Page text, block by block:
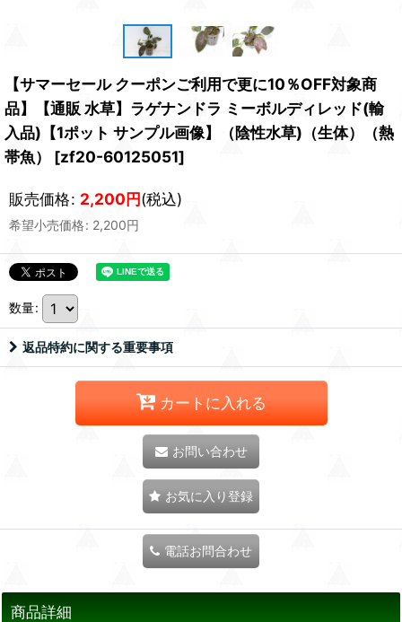
【サマーセール クーポンご利用で更に10％OFF対象商
品】【通販 水草】ラゲナンドラ ミーボルディレッド(輸
入品)【1ポット サンプル画像】（陰性水草)（生体）（熱
帯魚）
[zf20-60125051]
販売価格: 2,200円(税込)
希望小売価格: 2,200円
数量:
返品特約に関する重要事項
カートに入れる
お問い合わせ
お気に入り登録
電話お問合わせ
商品詳細